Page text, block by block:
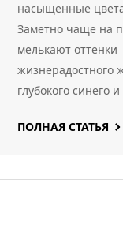
насыщенные
Заметно чаще на
мелькают оттенки
жизнерадостного
глубокого синего
мятного и
ПОЛНАЯ СТАТЬЯ